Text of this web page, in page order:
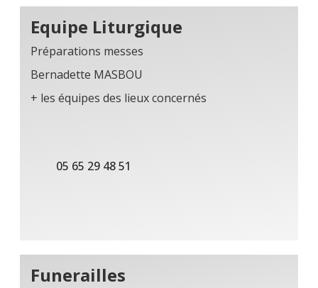
Equipe Liturgique
Préparations messes
Bernadette MASBOU
+ les équipes des lieux concernés
05 65 29 48 51
Funerailles